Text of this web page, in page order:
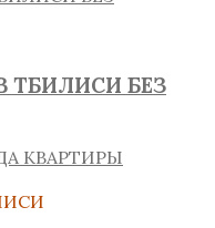
ТБИЛИСИ БЕЗ